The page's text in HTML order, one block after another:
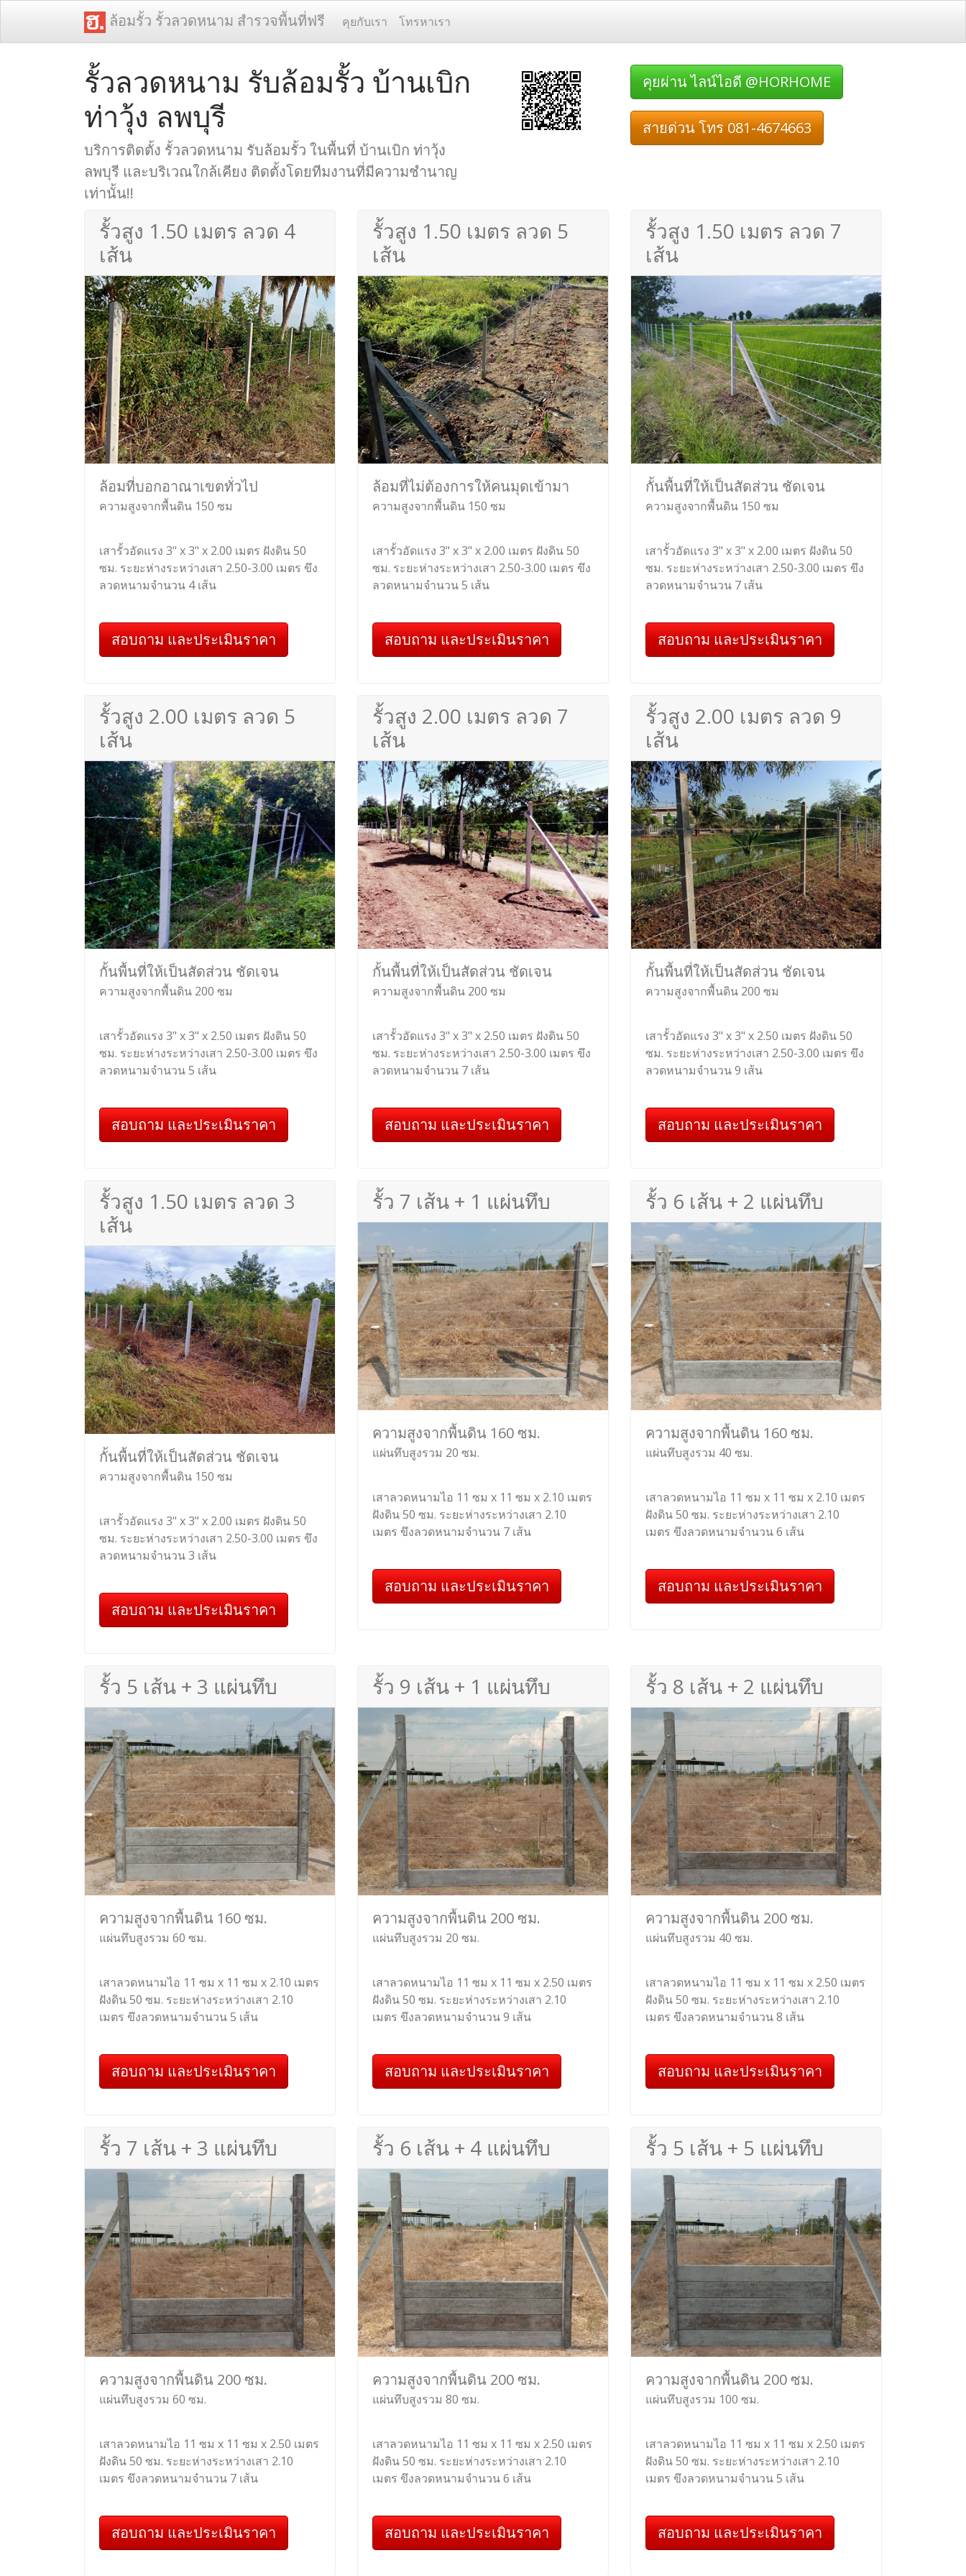
ล้อมรั้ว รั้วลวดหนาม สำรวจพื้นที่ฟรี คุยกับเรา โทรหาเรา
รั้วลวดหนาม รับล้อมรั้ว บ้านเบิก
ท่าวุ้ง ลพบุรี
บริการติดตั้ง รั้วลวดหนาม รับล้อมรั้ว ในพื้นที่ บ้านเบิก ท่าวุ้ง
ลพบุรี และบริเวณใกล้เคียง ติดตั้งโดยทีมงานที่มีความชำนาญ
เท่านั้น!!
คุยผ่าน ไลน์ไอดี @HORHOME
สายด่วน โทร 081-4674663
รั้วสูง 1.50 เมตร ลวด 4
เส้น
ล้อมที่บอกอาณาเขตทั่วไป
ความสูงจากพื้นดิน 150 ซม
เสารั้วอัดแรง 3" x 3" x 2.00 เมตร ฝังดิน 50
ซม. ระยะห่างระหว่างเสา 2.50-3.00 เมตร ขึง
ลวดหนามจำนวน 4 เส้น
สอบถาม และประเมินราคา
รั้วสูง 1.50 เมตร ลวด 5
เส้น
ล้อมที่ไม่ต้องการให้คนมุดเข้ามา
ความสูงจากพื้นดิน 150 ซม
เสารั้วอัดแรง 3" x 3" x 2.00 เมตร ฝังดิน 50
ซม. ระยะห่างระหว่างเสา 2.50-3.00 เมตร ขึง
ลวดหนามจำนวน 5 เส้น
สอบถาม และประเมินราคา
รั้วสูง 1.50 เมตร ลวด 7
เส้น
กั้นพื้นที่ให้เป็นสัดส่วน ชัดเจน
ความสูงจากพื้นดิน 150 ซม
เสารั้วอัดแรง 3" x 3" x 2.00 เมตร ฝังดิน 50
ซม. ระยะห่างระหว่างเสา 2.50-3.00 เมตร ขึง
ลวดหนามจำนวน 7 เส้น
สอบถาม และประเมินราคา
รั้วสูง 2.00 เมตร ลวด 5
เส้น
กั้นพื้นที่ให้เป็นสัดส่วน ชัดเจน
ความสูงจากพื้นดิน 200 ซม
เสารั้วอัดแรง 3" x 3" x 2.50 เมตร ฝังดิน 50
ซม. ระยะห่างระหว่างเสา 2.50-3.00 เมตร ขึง
ลวดหนามจำนวน 5 เส้น
สอบถาม และประเมินราคา
รั้วสูง 2.00 เมตร ลวด 7
เส้น
กั้นพื้นที่ให้เป็นสัดส่วน ชัดเจน
ความสูงจากพื้นดิน 200 ซม
เสารั้วอัดแรง 3" x 3" x 2.50 เมตร ฝังดิน 50
ซม. ระยะห่างระหว่างเสา 2.50-3.00 เมตร ขึง
ลวดหนามจำนวน 7 เส้น
สอบถาม และประเมินราคา
รั้วสูง 2.00 เมตร ลวด 9
เส้น
กั้นพื้นที่ให้เป็นสัดส่วน ชัดเจน
ความสูงจากพื้นดิน 200 ซม
เสารั้วอัดแรง 3" x 3" x 2.50 เมตร ฝังดิน 50
ซม. ระยะห่างระหว่างเสา 2.50-3.00 เมตร ขึง
ลวดหนามจำนวน 9 เส้น
สอบถาม และประเมินราคา
รั้วสูง 1.50 เมตร ลวด 3
เส้น
กั้นพื้นที่ให้เป็นสัดส่วน ชัดเจน
ความสูงจากพื้นดิน 150 ซม
เสารั้วอัดแรง 3" x 3" x 2.00 เมตร ฝังดิน 50
ซม. ระยะห่างระหว่างเสา 2.50-3.00 เมตร ขึง
ลวดหนามจำนวน 3 เส้น
สอบถาม และประเมินราคา
รั้ว 7 เส้น + 1 แผ่นทึบ
ความสูงจากพื้นดิน 160 ซม.
แผ่นทึบสูงรวม 20 ซม.
เสาลวดหนามไอ 11 ซม x 11 ซม x 2.10 เมตร
ฝังดิน 50 ซม. ระยะห่างระหว่างเสา 2.10
เมตร ขึงลวดหนามจำนวน 7 เส้น
สอบถาม และประเมินราคา
รั้ว 6 เส้น + 2 แผ่นทึบ
ความสูงจากพื้นดิน 160 ซม.
แผ่นทึบสูงรวม 40 ซม.
เสาลวดหนามไอ 11 ซม x 11 ซม x 2.10 เมตร
ฝังดิน 50 ซม. ระยะห่างระหว่างเสา 2.10
เมตร ขึงลวดหนามจำนวน 6 เส้น
สอบถาม และประเมินราคา
รั้ว 5 เส้น + 3 แผ่นทึบ
ความสูงจากพื้นดิน 160 ซม.
แผ่นทึบสูงรวม 60 ซม.
เสาลวดหนามไอ 11 ซม x 11 ซม x 2.10 เมตร
ฝังดิน 50 ซม. ระยะห่างระหว่างเสา 2.10
เมตร ขึงลวดหนามจำนวน 5 เส้น
สอบถาม และประเมินราคา
รั้ว 9 เส้น + 1 แผ่นทึบ
ความสูงจากพื้นดิน 200 ซม.
แผ่นทึบสูงรวม 20 ซม.
เสาลวดหนามไอ 11 ซม x 11 ซม x 2.50 เมตร
ฝังดิน 50 ซม. ระยะห่างระหว่างเสา 2.10
เมตร ขึงลวดหนามจำนวน 9 เส้น
สอบถาม และประเมินราคา
รั้ว 8 เส้น + 2 แผ่นทึบ
ความสูงจากพื้นดิน 200 ซม.
แผ่นทึบสูงรวม 40 ซม.
เสาลวดหนามไอ 11 ซม x 11 ซม x 2.50 เมตร
ฝังดิน 50 ซม. ระยะห่างระหว่างเสา 2.10
เมตร ขึงลวดหนามจำนวน 8 เส้น
สอบถาม และประเมินราคา
รั้ว 7 เส้น + 3 แผ่นทึบ
ความสูงจากพื้นดิน 200 ซม.
แผ่นทึบสูงรวม 60 ซม.
เสาลวดหนามไอ 11 ซม x 11 ซม x 2.50 เมตร
ฝังดิน 50 ซม. ระยะห่างระหว่างเสา 2.10
เมตร ขึงลวดหนามจำนวน 7 เส้น
สอบถาม และประเมินราคา
รั้ว 6 เส้น + 4 แผ่นทึบ
ความสูงจากพื้นดิน 200 ซม.
แผ่นทึบสูงรวม 80 ซม.
เสาลวดหนามไอ 11 ซม x 11 ซม x 2.50 เมตร
ฝังดิน 50 ซม. ระยะห่างระหว่างเสา 2.10
เมตร ขึงลวดหนามจำนวน 6 เส้น
สอบถาม และประเมินราคา
รั้ว 5 เส้น + 5 แผ่นทึบ
ความสูงจากพื้นดิน 200 ซม.
แผ่นทึบสูงรวม 100 ซม.
เสาลวดหนามไอ 11 ซม x 11 ซม x 2.50 เมตร
ฝังดิน 50 ซม. ระยะห่างระหว่างเสา 2.10
เมตร ขึงลวดหนามจำนวน 5 เส้น
สอบถาม และประเมินราคา